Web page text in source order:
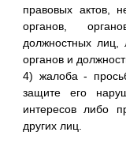
правовых актов,
органов,
должностных лиц,
органов и
4) жалоба -
защите его
интересов либо
других лиц.